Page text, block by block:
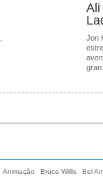
Ali
Jon
Animação Bruce Willis
Bel